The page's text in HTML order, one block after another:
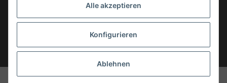
Alle akzeptieren
Konfigurieren
Ablehnen
* Alle Preise inkl. gesetzlicher USt., zzgl.Versand
© TK-Carparts Thomas Koch